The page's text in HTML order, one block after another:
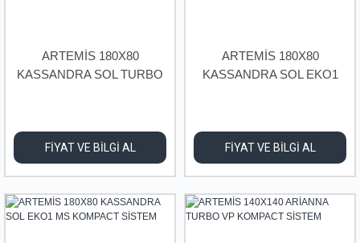
ARTEMİS 180X80
KASSANDRA SOL TURBO
FİYAT VE BİLGİ AL
ARTEMİS 180X80
KASSANDRA SOL EKO1
FİYAT VE BİLGİ AL